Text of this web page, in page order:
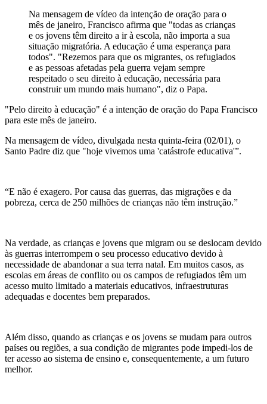
Na mensagem de vídeo da intenção de oração para o
mês de janeiro, Francisco afirma que "todas as crianças
e os jovens têm direito a ir à escola, não importa a sua
situação migratória. A educação é uma esperança para
todos". "Rezemos para que os migrantes, os refugiados
e as pessoas afetadas pela guerra vejam sempre
respeitado o seu direito à educação, necessária para
construir um mundo mais humano", diz o Papa.
"Pelo direito à educação" é a intenção de oração do Papa Francisco
para este mês de janeiro.
Na mensagem de vídeo, divulgada nesta quinta-feira (02/01), o
Santo Padre diz que "hoje vivemos uma 'catástrofe educativa'”.
“E não é exagero. Por causa das guerras, das migrações e da
pobreza, cerca de 250 milhões de crianças não têm instrução.”
Na verdade, as crianças e jovens que migram ou se deslocam devido
às guerras interrompem o seu processo educativo devido à
necessidade de abandonar a sua terra natal. Em muitos casos, as
escolas em áreas de conflito ou os campos de refugiados têm um
acesso muito limitado a materiais educativos, infraestruturas
adequadas e docentes bem preparados.
Além disso, quando as crianças e os jovens se mudam para outros
países ou regiões, a sua condição de migrantes pode impedi-los de
ter acesso ao sistema de ensino e, consequentemente, a um futuro
melhor.